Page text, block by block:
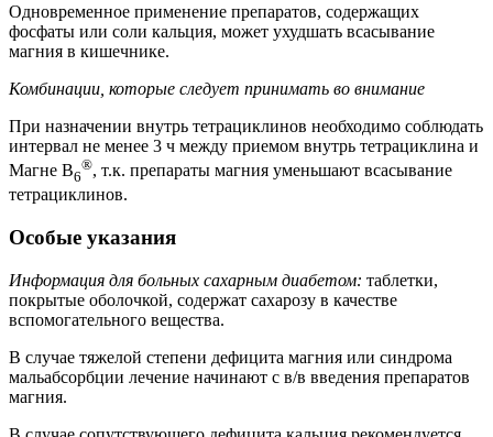
Одновременное применение препаратов, содержащих
фосфаты или соли кальция, может ухудшать всасывание
магния в кишечнике.
Комбинации, которые следует принимать во внимание
При назначении внутрь тетрациклинов необходимо соблюдать
интервал не менее 3 ч между приемом внутрь тетрациклина и
Магне В6
®, т.к. препараты магния уменьшают всасывание
тетрациклинов.
Особые указания
Информация для больных сахарным диабетом: таблетки,
покрытые оболочкой, содержат сахарозу в качестве
вспомогательного вещества.
В случае тяжелой степени дефицита магния или синдрома
мальабсорбции лечение начинают с в/в введения препаратов
магния.